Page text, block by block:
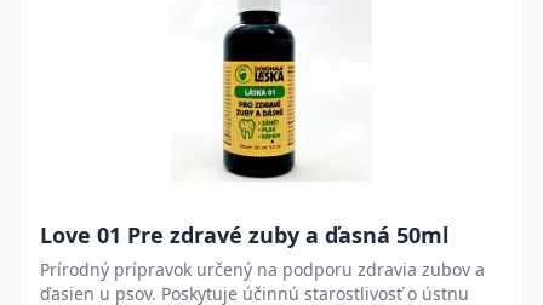
Love 01 Pre zdravé zuby a ďasná 50ml
Prírodný prípravok určený na podporu zdravia zubov a
ďasien u psov. Poskytuje účinnú starostlivosť o ústnu